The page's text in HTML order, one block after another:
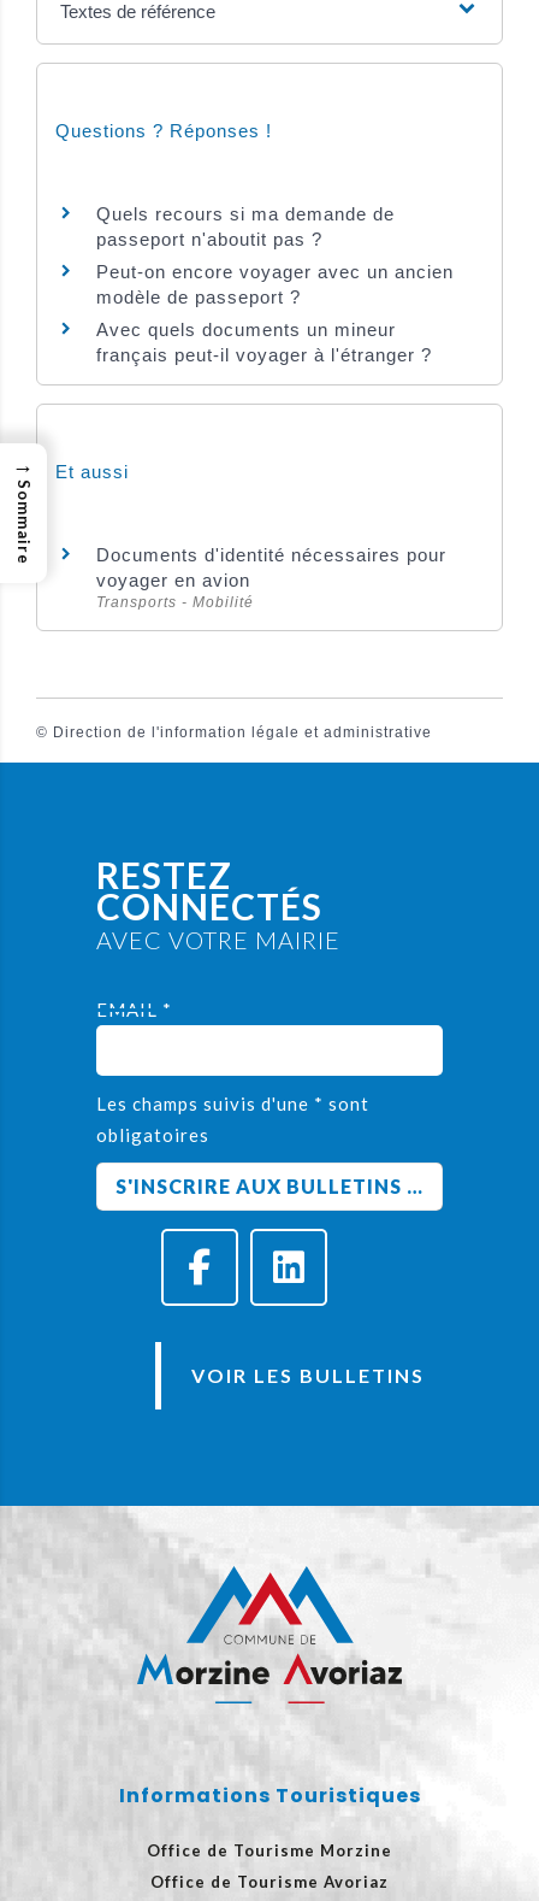
Textes de référence
Questions ? Réponses !
Quels recours si ma demande de
passeport n'aboutit pas ?
Peut-on encore voyager avec un ancien
modèle de passeport ?
Avec quels documents un mineur
français peut-il voyager à l'étranger ?
Et aussi
Documents d'identité nécessaires pour
voyager en avion
Transports - Mobilité
© Direction de l'information légale et administrative
RESTEZ
CONNECTÉS
AVEC VOTRE MAIRIE
EMAIL *
Les champs suivis d'une * sont
obligatoires
VOIR LES BULLETINS
Informations Touristiques
Office de Tourisme Morzine
Office de Tourisme Avoriaz
→
Sommaire